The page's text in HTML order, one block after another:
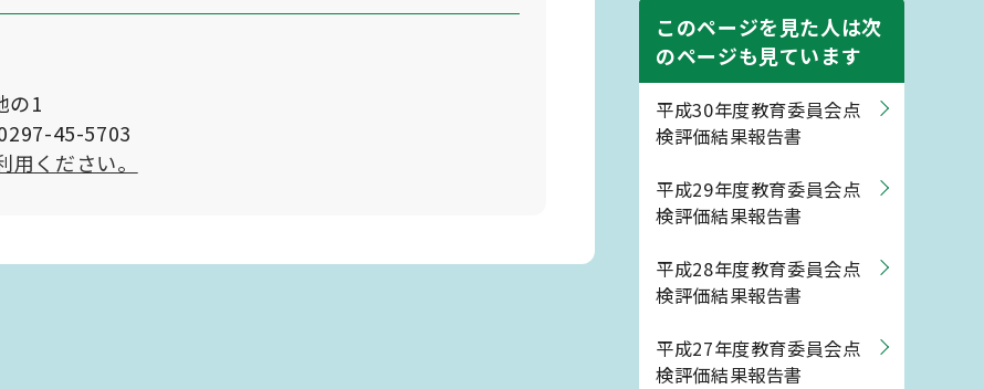
の1
45-5703
ください。
このページを見た人は次
のページも見ています
平成30年度教育委員会点
検評価結果報告書
平成29年度教育委員会点
検評価結果報告書
平成28年度教育委員会点
検評価結果報告書
平成27年度教育委員会点
検評価結果報告書